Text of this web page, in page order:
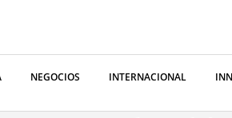
NEGOCIOS INTERNACIONAL